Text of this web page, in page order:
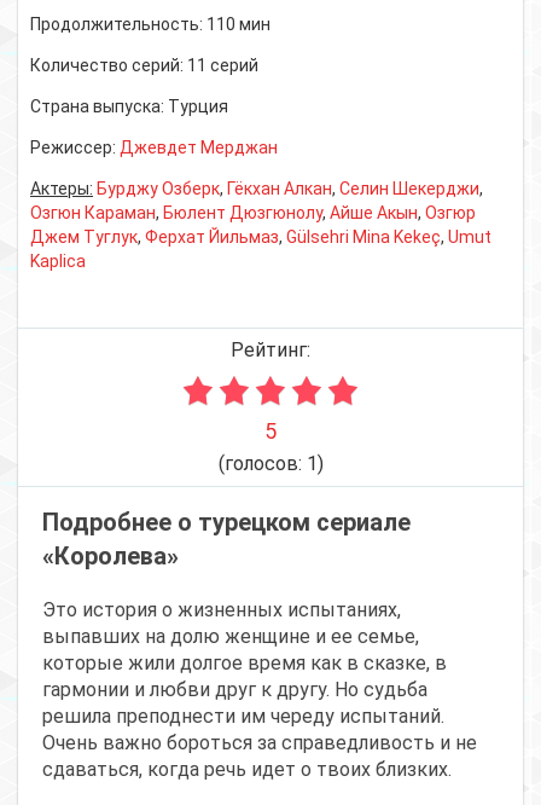
Продолжительность: 110 мин
Количество серий: 11 серий
Страна выпуска: Турция
Режиссер: Джевдет Мерджан
Актеры: Бурджу Озберк, Гёкхан Алкан, Селин Шекерджи,
Озгюн Караман, Бюлент Дюзгюнолу, Айше Акын, Озгюр
Джем Туглук, Ферхат Йильмаз, Gülsehri Mina Kekeç, Umut
Kaplica
Рейтинг:
5
(голосов: 1)
Подробнее о турецком сериале
«Королева»
Это история о жизненных испытаниях,
выпавших на долю женщине и ее семье,
которые жили долгое время как в сказке, в
гармонии и любви друг к другу. Но судьба
решила преподнести им череду испытаний.
Очень важно бороться за справедливость и не
сдаваться, когда речь идет о твоих близких.